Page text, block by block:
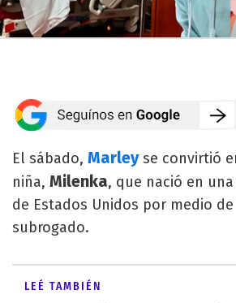
El sábado, Marleyse convirtió
niña, Milenka, que nació en
de Estados Unidos por medio
subrogado.
LEÉ TAMBIÉN